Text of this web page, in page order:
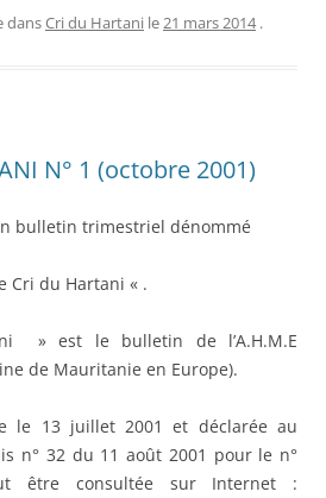
dansCri du Hartani le21 mars 2014 .
N° 1 (octobre 2001)
bulletin trimestriel dénommé
Cri du Hartani « .
» est le bulletin de l’A.H.M.E
de Mauritanie en Europe).
le 13 juillet 2001 et déclarée au
n° 32 du 11 août 2001 pour le n°
être consultée sur Internet :